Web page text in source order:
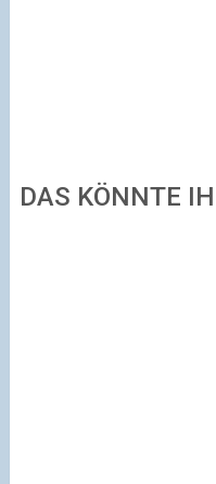
DAS KÖNNTE